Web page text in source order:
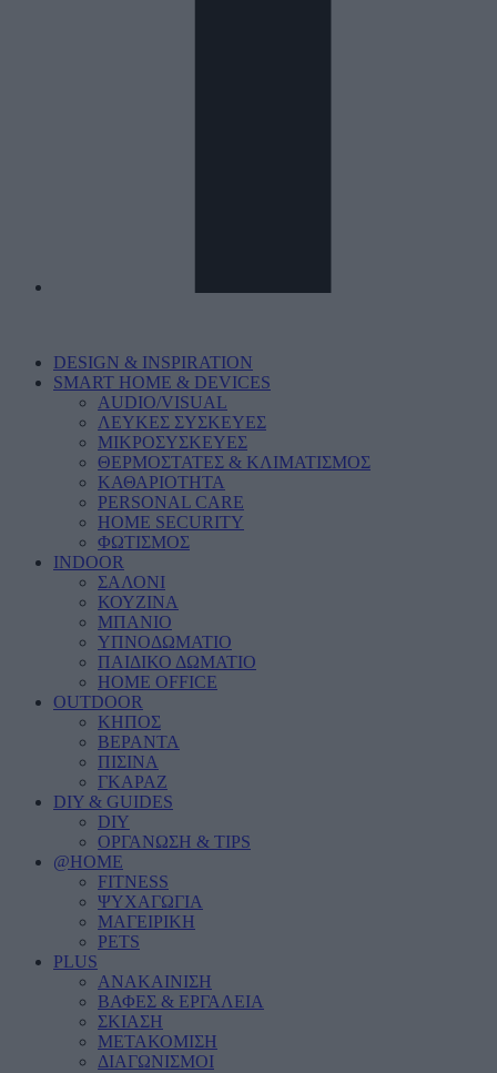
DESIGN & INSPIRATION
SMART HOME & DEVICES
AUDIO/VISUAL
ΛΕΥΚΕΣ ΣΥΣΚΕΥΕΣ
ΜΙΚΡΟΣΥΣΚΕΥΕΣ
ΘΕΡΜΟΣΤΑΤΕΣ & ΚΛΙΜΑΤΙΣΜΟΣ
ΚΑΘΑΡΙΟΤΗΤΑ
PERSONAL CARE
HOME SECURITY
ΦΩΤΙΣΜΟΣ
INDOOR
ΣΑΛΟΝΙ
ΚΟΥΖΙΝΑ
ΜΠΑΝΙΟ
ΥΠΝΟΔΩΜΑΤΙΟ
ΠΑΙΔΙΚΟ ΔΩΜΑΤΙΟ
HOME OFFICE
OUTDOOR
ΚΗΠΟΣ
ΒΕΡΑΝΤΑ
ΠΙΣΙΝΑ
ΓΚΑΡΑΖ
DIY & GUIDES
DIY
ΟΡΓΑΝΩΣΗ & TIPS
@HOME
FITNESS
ΨΥΧΑΓΩΓΙΑ
ΜΑΓΕΙΡΙΚΗ
PETS
PLUS
ΑΝΑΚΑΙΝΙΣΗ
ΒΑΦΕΣ & ΕΡΓΑΛΕΙΑ
ΣΚΙΑΣΗ
ΜΕΤΑΚΟΜΙΣΗ
ΔΙΑΓΩΝΙΣΜΟΙ